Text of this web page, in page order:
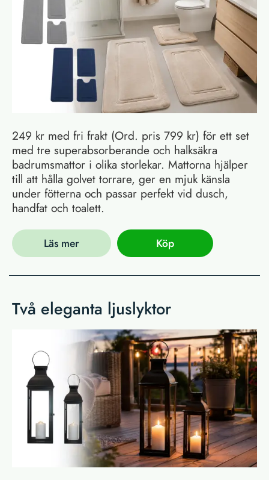
249 kr med fri frakt (Ord. pris 799 kr) för ett set
med tre superabsorberande och halksäkra
badrumsmattor i olika storlekar. Mattorna hjälper
till att hålla golvet torrare, ger en mjuk känsla
under fötterna och passar perfekt vid dusch,
handfat och toalett.
Läs mer Köp
Två eleganta ljuslyktor